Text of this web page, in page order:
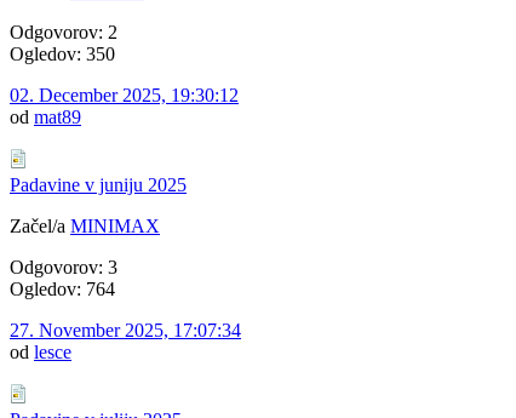
Odgovorov: 2
Ogledov: 350
02. December 2025, 19:30:12
od mat89
Padavine v juniju 2025
Začel/a MINIMAX
Odgovorov: 3
Ogledov: 764
27. November 2025, 17:07:34
od lesce